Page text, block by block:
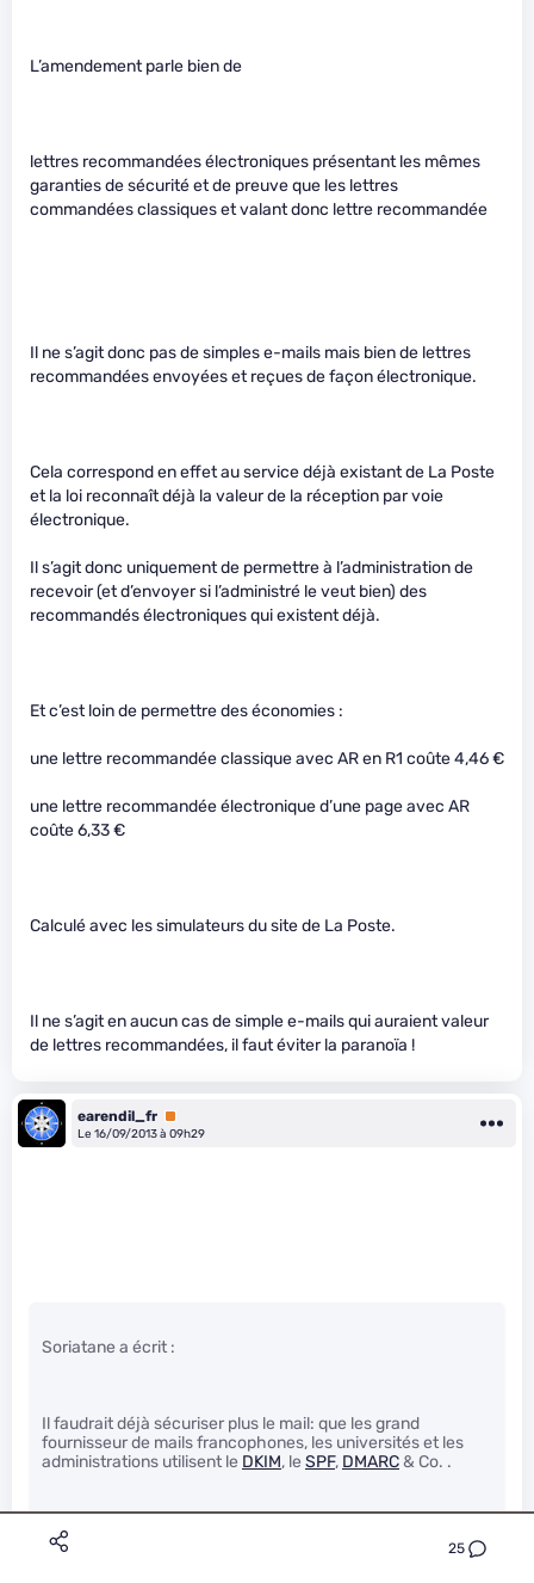
25
L’amendement parle bien de
lettres recommandées électroniques présentant les mêmes
garanties de sécurité et de preuve que les lettres
commandées classiques et valant donc lettre recommandée
Il ne s’agit donc pas de simples e-mails mais bien de lettres
recommandées envoyées et reçues de façon électronique.
Cela correspond en effet au service déjà existant de La Poste
et la loi reconnaît déjà la valeur de la réception par voie
électronique.
Il s’agit donc uniquement de permettre à l’administration de
recevoir (et d’envoyer si l’administré le veut bien) des
recommandés électroniques qui existent déjà.
Et c’est loin de permettre des économies :
une lettre recommandée classique avec AR en R1 coûte 4,46 €
une lettre recommandée électronique d’une page avec AR
coûte 6,33 €
Calculé avec les simulateurs du site de La Poste.
Il ne s’agit en aucun cas de simple e-mails qui auraient valeur
de lettres recommandées, il faut éviter la paranoïa !
earendil_fr Premium
Le 16/09/2013 à 09h29
Soriatane a écrit :
Il faudrait déjà sécuriser plus le mail: que les grand
fournisseur de mails francophones, les universités et les
administrations utilisent le DKIM, le SPF, DMARC& Co. .